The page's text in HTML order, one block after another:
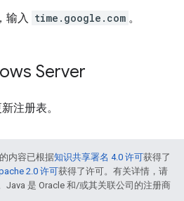
输入 time.google.com 。
Server
注册表。
内容已根据知识共享署名 4.0 许可获得了
2.0 许可获得了许可。有关详情，请
Java 是 Oracle 和/或其关联公司的注册商